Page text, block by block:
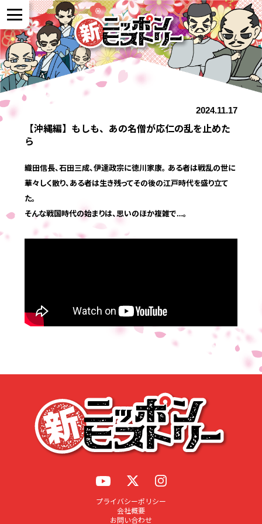
NEWS
よくある質問
2024.11.17
【沖縄編】もしも、あの名僧が応仁の乱を止めた
ら
織田信長、石田三成、伊達政宗に徳川家康。 ある者は戦乱の世に
華々しく散り、ある者は生き残ってその後の江戸時代を盛り立て
た。
そんな戦国時代の始まりは、思いのほか複雑で…。
プライバシーポリシー
会社概要
お問い合わせ